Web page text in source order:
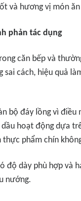
và hương vị món
phản tác dụng
căn bếp và
sai cách, hiệu quả
bộ đáy lồng vì
hoạt động dựa
phẩm chín
độ dày phù hợp và
nướng.